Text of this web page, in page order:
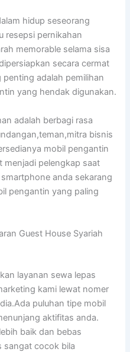
hidup seseorang
resepsi pernikahan
memorable selama sisa
secara cermat
adalah pemilihan
yang hendak digunakan.
adalah berbagi rasa
bisnis
mobil pengantin
menjadi pelengkap saat
anda sekarang
pengantin yang paling
Guest House Syariah
layanan sewa lepas
kami lewat nomer
puluhan tipe mobil
aktifitas anda.
baik dan bebas
sangat cocok bila